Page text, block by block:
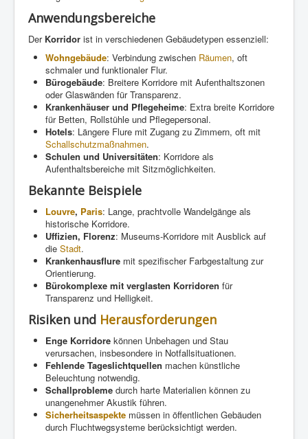
Anwendungsbereiche
Der Korridor ist in verschiedenen Gebäudetypen essenziell:
Wohngebäude: Verbindung zwischen Räumen, oft
schmaler und funktionaler Flur.
Bürogebäude: Breitere Korridore mit Aufenthaltszonen
oder Glaswänden für Transparenz.
Krankenhäuser und Pflegeheime: Extra breite Korridore
für Betten, Rollstühle und Pflegepersonal.
Hotels: Längere Flure mit Zugang zu Zimmern, oft mit
Schallschutzmaßnahmen.
Schulen und Universitäten: Korridore als
Aufenthaltsbereiche mit Sitzmöglichkeiten.
Bekannte Beispiele
Louvre, Paris: Lange, prachtvolle Wandelgänge als
historische Korridore.
Uffizien, Florenz: Museums-Korridore mit Ausblick auf
die Stadt.
Krankenhausflure mit spezifischer Farbgestaltung zur
Orientierung.
Bürokomplexe mit verglasten Korridoren für
Transparenz und Helligkeit.
Risiken und Herausforderungen
Enge Korridore können Unbehagen und Stau
verursachen, insbesondere in Notfallsituationen.
Fehlende Tageslichtquellen machen künstliche
Beleuchtung notwendig.
Schallprobleme durch harte Materialien können zu
unangenehmer Akustik führen.
Sicherheitsaspekte müssen in öffentlichen Gebäuden
durch Fluchtwegsysteme berücksichtigt werden.